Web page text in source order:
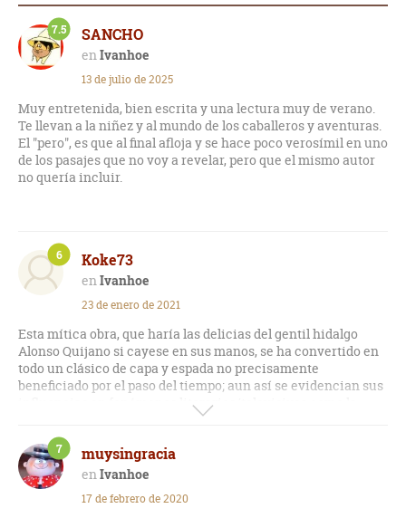
SANCHO
Ivanhoe
7.5
13 de julio de 2025
Muy entretenida, bien escrita y una lectura muy de verano.
Te llevan a la niñez y al mundo de los caballeros y aventuras.
El "pero", es que al final afloja y se hace poco verosímil en uno
de los pasajes que no voy a revelar, pero que el mismo autor
no quería incluir.
Koke73
Ivanhoe
6
23 de enero de 2021
Esta mítica obra, que haría las delicias del gentil hidalgo
Alonso Quijano si cayese en sus manos, se ha convertido en
todo un clásico de capa y espada no precisamente
beneficiado por el paso del tiempo; aun así se evidencian sus
influencias en fenómenos literarios/televisivos como la
serie " Juego de Tronos" en multitud de paralelismos ( quizás
uno de los más claros la similitud de los guardianes del muro
con los caballeros templarios ) con lo que el género ha
recuperado un inesperado esplendor.
muysingracia
Ivanhoe
7
17 de febrero de 2020